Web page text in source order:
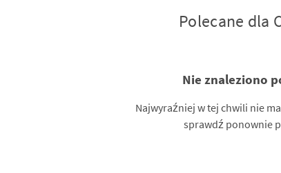
Polecane dla
Nie znaleziono
Najwyraźniej w tej chwili nie
sprawdź ponownie